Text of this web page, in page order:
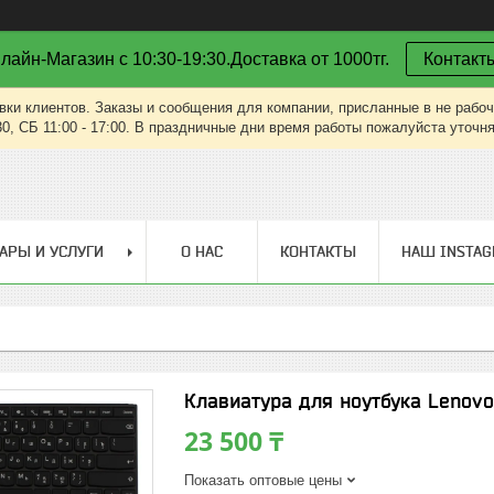
Магазин с 10:30-19:30.Доставка от 1000тг.
клиентов. Заказы и сообщения для компании, присланные в не
СБ 11:00 - 17:00. В праздничные дни время работы пожалуйста
И УСЛУГИ О НАС КОНТАКТЫ НАШ
Клавиатура для ноутбука
23 500 ₸
Показать оптовые цены